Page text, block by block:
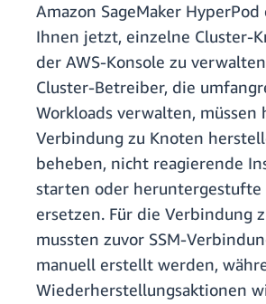
Amazon SageMaker
Ihnen jetzt, einzelne Cluster-
der AWS-Konsole zu
Cluster-Betreiber, die
Workloads verwalten, müssen
Verbindung zu Knoten
beheben, nicht reagierende
starten oder heruntergestufte
ersetzen. Für die Verbindung
mussten zuvor SSM-
manuell erstellt werden,
Wiederherstellungsaktionen